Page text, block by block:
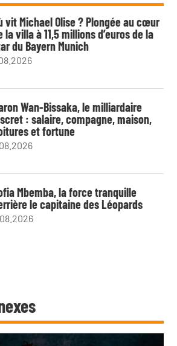
vit Michael Olise ? Plongée au cœur
la villa à 11,5 millions d’euros de la
du Bayern Munich
Wan-Bissaka, le milliardaire
: salaire, compagne, maison,
et fortune
Mbemba, la force tranquille
le capitaine des Léopards